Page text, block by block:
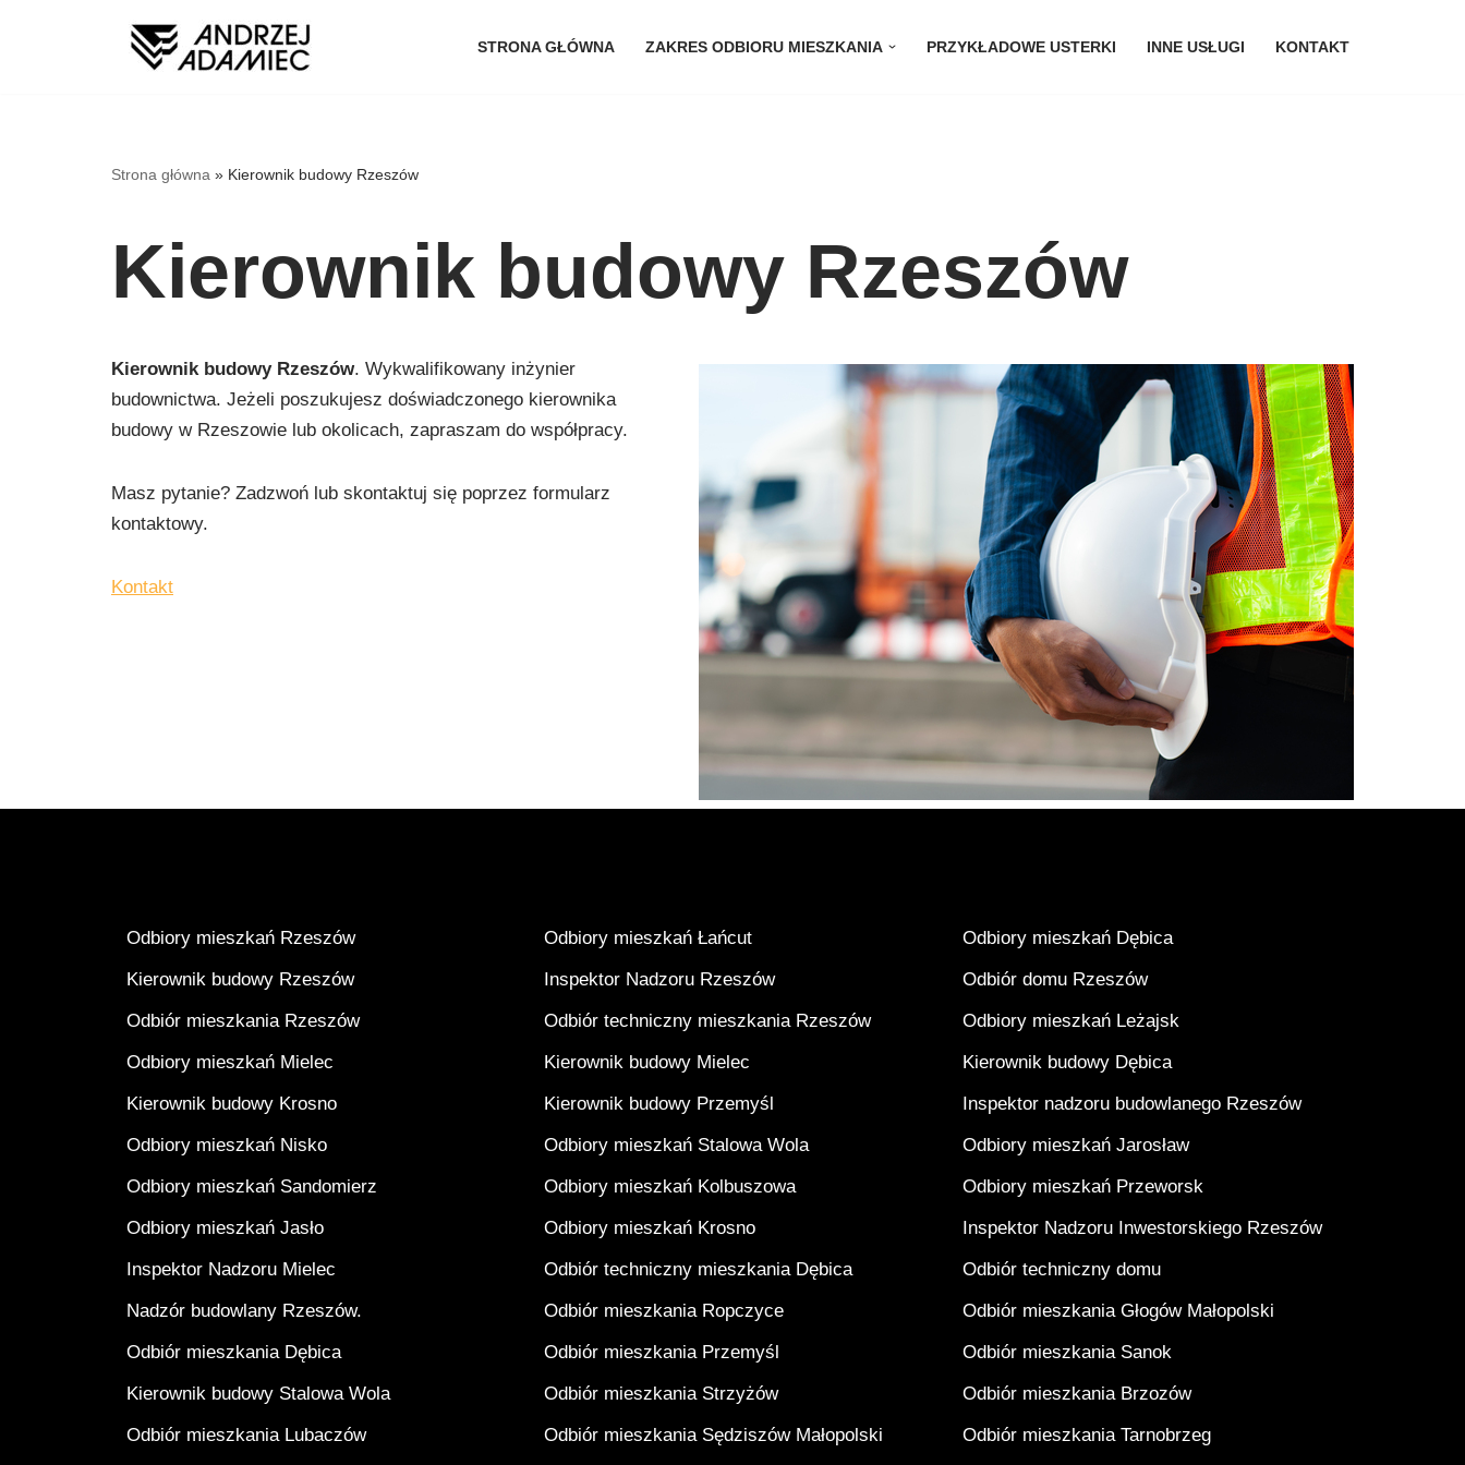
STRONA GŁÓWNA ZAKRES ODBIORU MIESZKANIA PRZYKŁADOWE USTERKI INNE USŁUGI KONTAKT
Strona główna » Kierownik budowy Rzeszów
Kierownik budowy Rzeszów
Kierownik budowy Rzeszów. Wykwalifikowany inżynier
budownictwa. Jeżeli poszukujesz doświadczonego kierownika
budowy w Rzeszowie lub okolicach, zapraszam do współpracy.
Masz pytanie? Zadzwoń lub skontaktuj się poprzez formularz
kontaktowy.
Kontakt
Odbiory mieszkań Rzeszów Odbiory mieszkań Łańcut
Odbiory mieszkań Dębica
Kierownik budowy Rzeszów
Inspektor Nadzoru Rzeszów
Odbiór domu Rzeszów
Odbiór mieszkania Rzeszów
Odbiór techniczny mieszkania Rzeszów
Odbiory mieszkań Leżajsk
Odbiory mieszkań Mielec
Kierownik budowy Mielec
Kierownik budowy Dębica
Kierownik budowy Krosno
Kierownik budowy Przemyśl
Inspektor nadzoru budowlanego Rzeszów
Odbiory mieszkań Nisko
Odbiory mieszkań Stalowa Wola
Odbiory mieszkań Jarosław
Odbiory mieszkań Sandomierz
Odbiory mieszkań Kolbuszowa
Odbiory mieszkań Przeworsk
Odbiory mieszkań Jasło
Odbiory mieszkań Krosno
Inspektor Nadzoru Inwestorskiego Rzeszów
Inspektor Nadzoru Mielec
Odbiór techniczny mieszkania Dębica
Odbiór techniczny domu
Nadzór budowlany Rzeszów.
Odbiór mieszkania Ropczyce
Odbiór mieszkania Głogów Małopolski
Odbiór mieszkania Dębica
Odbiór mieszkania Przemyśl
Odbiór mieszkania Sanok
Kierownik budowy Stalowa Wola
Odbiór mieszkania Strzyżów
Odbiór mieszkania Brzozów
Odbiór mieszkania Lubaczów
Odbiór mieszkania Sędziszów Małopolski Odbiór mieszkania Tarnobrzeg